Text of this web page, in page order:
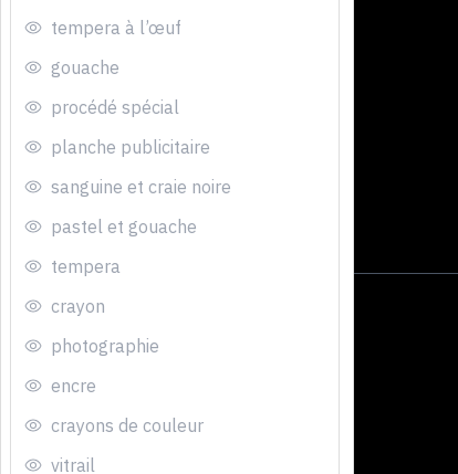
tempera à l’œuf
gouache
procédé spécial
planche publicitaire
sanguine et craie noire
pastel et gouache
tempera
crayon
photographie
encre
crayons de couleur
vitrail